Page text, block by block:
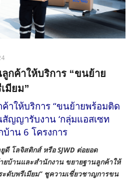
กค้าให้บริการ “ขนย้าย
มียม”
ค้าให้บริการ “ขนย้ายพร้อมติด
สัญญารับงาน ‘กลุ่มแอสเซท
บ้าน 6 โครงการ
ยูดี โลจิสติกส์ หรือSJWD ต่อยอด
บ้านและสำนักงาน ขยายฐานลูกค้าให้
ดับพรีเมียม” ชูความเชี่ยวชาญการขน